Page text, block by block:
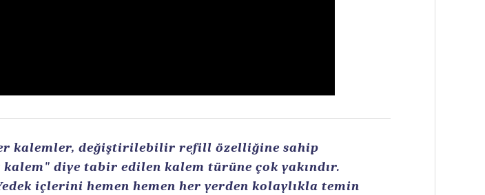
kalemler, değiştirilebilir refill özelliğine sahip
diye tabir edilen kalem türüne çok yakındır.
içlerini hemen hemen her yerden kolaylıkla temin